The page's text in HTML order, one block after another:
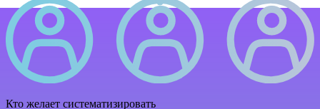
Кто желает систематизировать